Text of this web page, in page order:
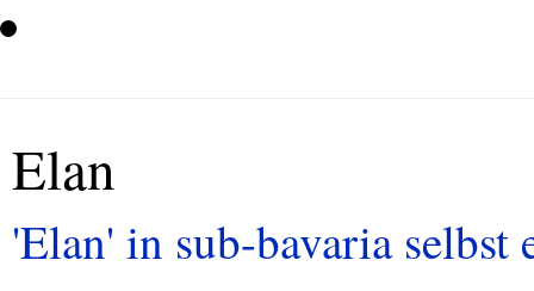
Elan
'Elan' in sub-bavaria selbst